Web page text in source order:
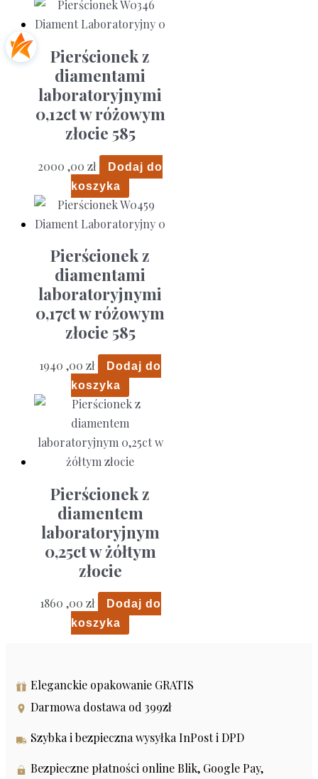
Pierścionek z
diamentami
laboratoryjnymi
0,12ct w różowym
złocie 585
2000 ,00 zł
Dodaj do
koszyka
Pierścionek z
diamentami
laboratoryjnymi
0,17ct w różowym
złocie 585
1940 ,00 zł
Dodaj do
koszyka
Pierścionek z
diamentem
laboratoryjnym
0,25ct w żółtym
złocie
1860 ,00 zł
Dodaj do
koszyka
Eleganckie opakowanie GRATIS
Darmowa dostawa od 399zł
Szybka i bezpieczna wysyłka InPost i DPD
Bezpieczne płatności online Blik, Google Pay,